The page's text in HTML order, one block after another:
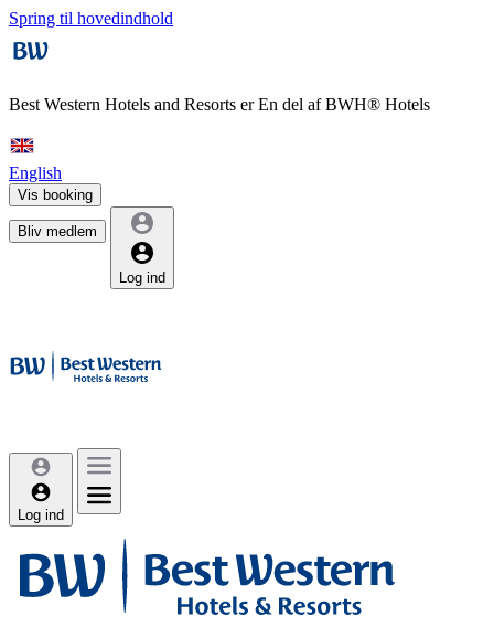
Spring til hovedindhold
Best Western Hotels and Resorts erEn del af BWH® Hotels
English
Vis booking
Bliv medlem
Log ind
Log ind